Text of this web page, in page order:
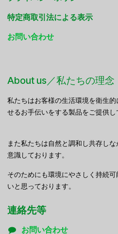
特定商取引法による表示
お問い合わせ
About us／私たちの理念
私たちはお客様の生活環境を衛生
せるお手伝いをする製品をご提供し
また私たちは自然と調和し共存し
意識しております。
そのためにも環境にやさしく持続
いと思っております。
連絡先等
お問い合わせ